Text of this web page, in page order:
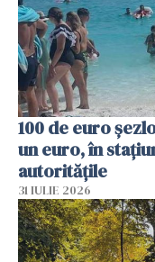
100 de euro
un euro, în
autoritățile
31 IULIE 2026